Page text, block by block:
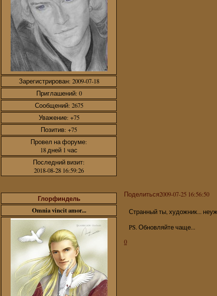
Зарегистрирован: 2009-07-18
Приглашений: 0
Сообщений: 2675
Уважение: +75
Позитив: +75
Провел на форуме:
18 дней 1 час
Последний визит:
2018-08-28 16:59:26
Поделиться2009-07-25 16:56:50
Глорфиндель
Omnia vincit amor...
Странный ты, художник...
PS. Обновляйте чаще...
0